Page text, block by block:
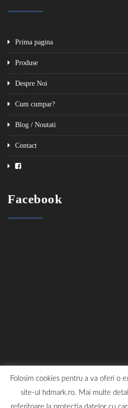
Prima pagina
Produse
Despre Noi
Cum cumpar?
Blog / Noutati
Contact
Facebook
Folosim cookies pentru a va oferi o
site-ul hdmark.ro. Mai multe